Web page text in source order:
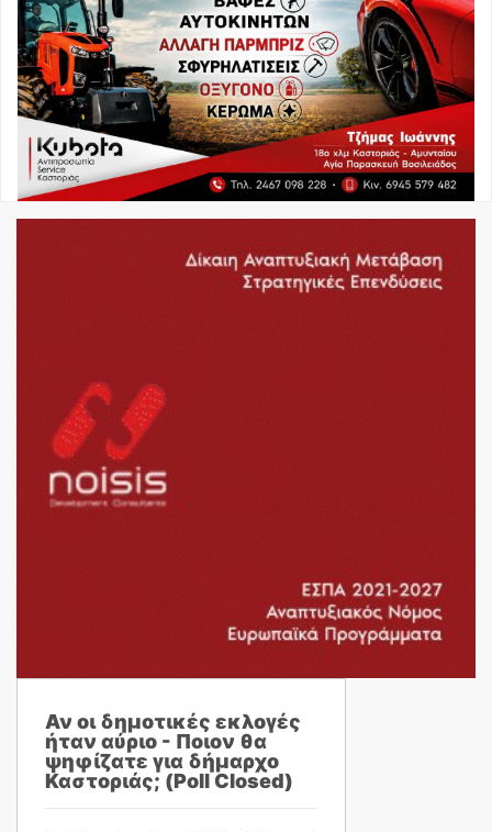
Αν οι δημοτικές εκλογές
ήταν αύριο - Ποιον θα
ψηφίζατε για δήμαρχο
Καστοριάς; (Poll Closed)